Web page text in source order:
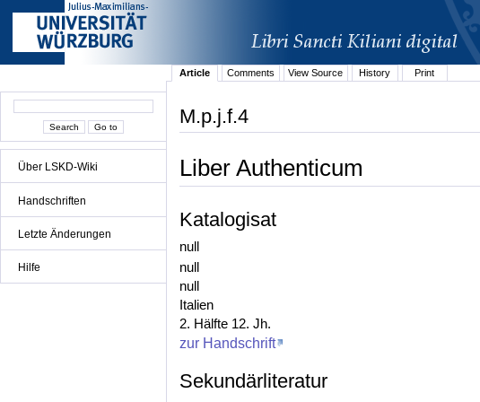
Über LSKD-Wiki
Handschriften
Letzte Änderungen
Hilfe
Article
Comments View Source History Print
M.p.j.f.4
Liber Authenticum
Katalogisat
null
null
null
Italien
2. Hälfte 12. Jh.
zur Handschrift
Sekundärliteratur